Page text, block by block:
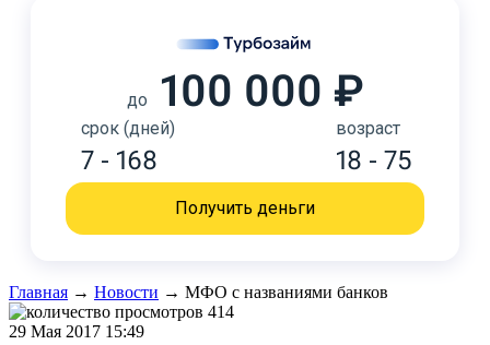
до 100 000 ₽
срок (дней)
7 - 168
возраст
18 - 75
Получить деньги
Главная → Новости → МФО с названиями банков
414
29 Мая 2017 15:49